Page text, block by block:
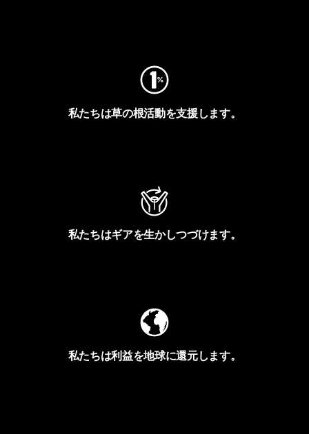
私たちは草の根活動を支援します。
私たちはギアを生かしつづけます。
私たちは利益を地球に還元します。